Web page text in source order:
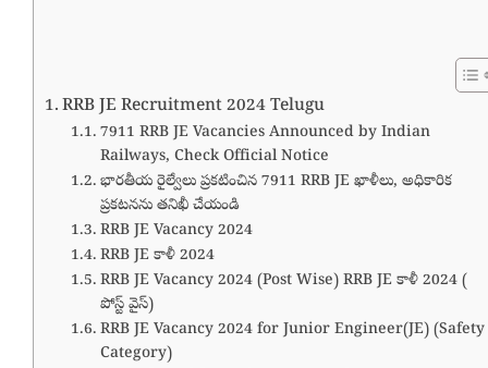
RRB JE Recruitment 2024 Telugu
7911 RRB JE Vacancies Announced by Indian
Railways, Check Official Notice
భారతీయ రైల్వేలు ప్రకటించిన 7911 RRB JE ఖాళీలు, అధికారిక
ప్రకటనను తనిఖీ చేయండి
RRB JE Vacancy 2024
RRB JE కాళీ 2024
RRB JE Vacancy 2024 (Post Wise) RRB JE కాళీ 2024 (
పోస్ట్ వైస్)
RRB JE Vacancy 2024 for Junior Engineer(JE) (Safety
Category)